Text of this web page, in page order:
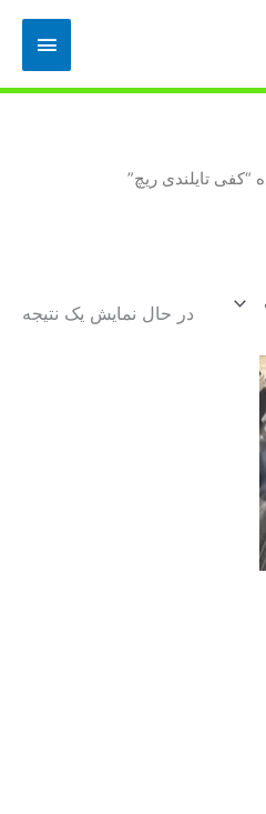
اصلی
تایلندی ریچ”
در حال نمایش یک نتیجه